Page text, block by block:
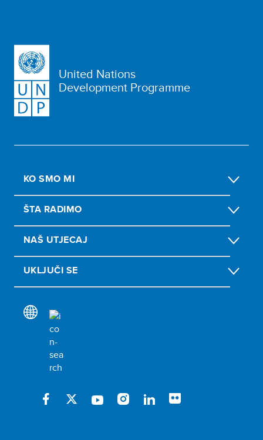
United Nations
Development Programme
KO SMO MI
ŠTA RADIMO
NAŠ UTJECAJ
UKLJUČI SE